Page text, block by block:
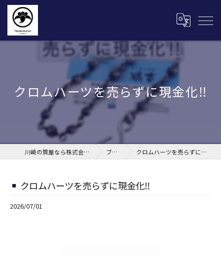
クロムハーツを売らずに現金化‼︎
川崎の質屋なら株式会社鶴吉 ブログ クロムハーツを売らずに現金化‼︎
クロムハーツを売らずに現金化‼︎
2026/07/01